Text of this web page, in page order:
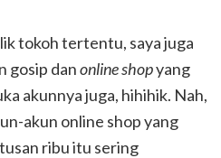
tokoh tertentu, saya juga
gosip danonline shopyang
akunnya juga, hihihik. Nah,
akun online shop yang
ribu itu sering